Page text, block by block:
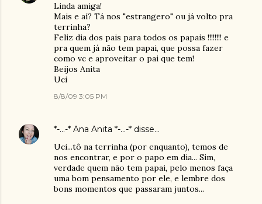
Linda amiga!
Mais e aí? Tá nos "estrangero" ou já volto pra
terrinha?
Feliz dia dos pais para todos os papais !!!!!!!! e
pra quem já não tem papai, que possa fazer
como vc e aproveitar o pai que tem!
Beijos Anita
Uci
8/8/09 3:05 PM
*-...-* Ana Anita *-...-* disse…
Uci...tô na terrinha (por enquanto), temos de
nos encontrar, e por o papo em dia... Sim,
verdade quem não tem papai, pelo menos faça
uma bom pensamento por ele, e lembre dos
bons momentos que passaram juntos...